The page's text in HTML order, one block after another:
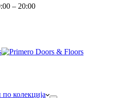
– 20:00
колекција